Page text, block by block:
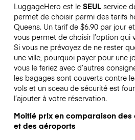
LuggageHero est le SEULservice
permet de choisir parmi des tarifs
Queens. Un tarif de $6.90 par jour
vous permet de choisir l’option qui
Si vous ne prévoyez de ne rester
une ville, pourquoi payer pour une
vous le feriez avec d’autres
les bagages sont couverts contre
vols et un sceau de sécurité est
l’ajouter à votre réservation.
Moitié prix en comparaison des
et des aéroports